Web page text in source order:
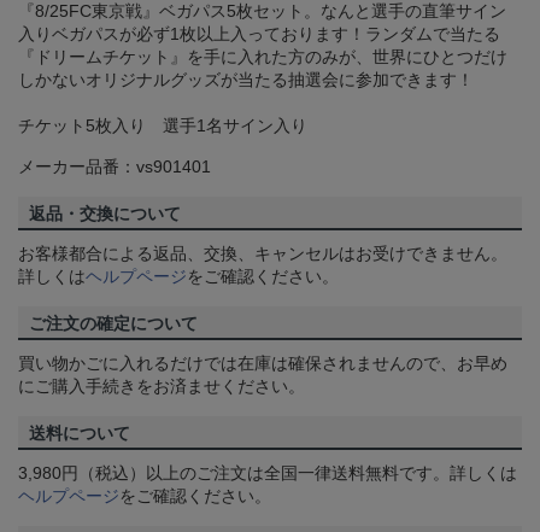
『8/25FC東京戦』ベガパス5枚セット。なんと選手の直筆サイン
入りベガパスが必ず1枚以上入っております！ランダムで当たる
『ドリームチケット』を手に入れた方のみが、世界にひとつだけ
しかないオリジナルグッズが当たる抽選会に参加できます！
チケット5枚入り 選手1名サイン入り
メーカー品番：vs901401
返品・交換について
お客様都合による返品、交換、キャンセルはお受けできません。
詳しくはヘルプページをご確認ください。
ご注文の確定について
買い物かごに入れるだけでは在庫は確保されませんので、お早め
にご購入手続きをお済ませください。
送料について
3,980円（税込）以上のご注文は全国一律送料無料です。詳しくは
ヘルプページをご確認ください。